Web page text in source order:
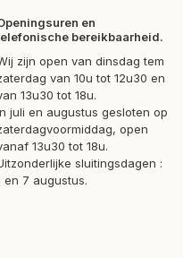
en
bereikbaarheid.
zijn open van dinsdag tem
van 10u tot 12u30 en
13u30 tot 18u.
juli en augustus gesloten op
open
13u30 tot 18u.
sluitingsdagen :
en 7 augustus.